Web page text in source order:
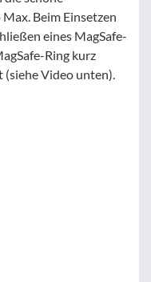
Beim Einsetzen
eines MagSafe-
Ring kurz
(siehe Video unten).